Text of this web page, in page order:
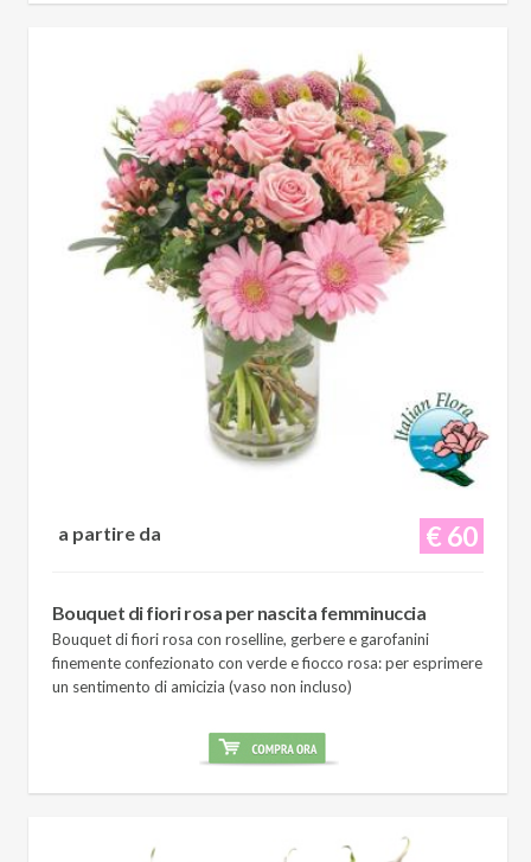
€ 60
a partire da
Bouquet di fiori rosa per nascita femminuccia
Bouquet di fiori rosa con roselline, gerbere e garofanini
finemente confezionato con verde e fiocco rosa: per esprimere
un sentimento di amicizia (vaso non incluso)